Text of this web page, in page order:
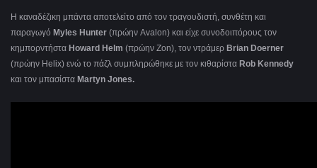
H καναδέζικη μπάντα αποτελείτο από τον τραγουδιστή, συνθέτη και
παραγωγό Myles Hunter (πρώην Avalon) και είχε συνοδοιπόρους τον
κημπορντήστα Howard Helm (πρώην Zon), τον ντράμερ Brian Doerner
(πρώην Helix) ενώ το πάζλ συμπληρώθηκε με τον κιθαρίστα Rob Kennedy
και τον μπασίστα Martyn Jones.